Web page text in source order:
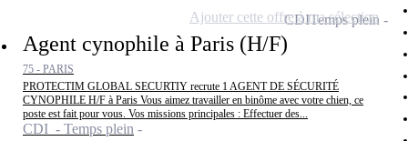
Agent cynophile à Paris (H/F)
75 - PARIS
PROTECTIM GLOBAL SECURTIY recrute 1 AGENT DE SÉCURITÉ
CYNOPHILE H/F à Paris Vous aimez travailler en binôme avec votre chien, ce
poste est fait pour vous. Vos missions principales : Effectuer des...
CDI - Temps plein
CDITemps plein
Ajouter cette offre à ma sélection